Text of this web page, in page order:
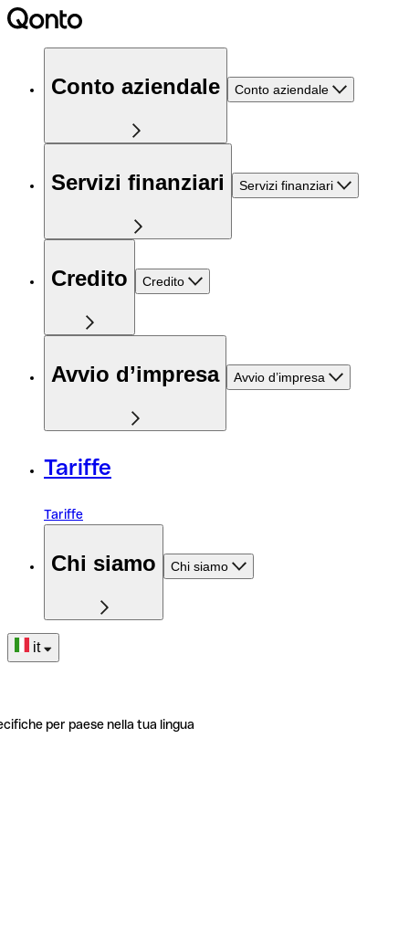
Conto aziendale Conto aziendale
Servizi finanziari Servizi finanziari
Credito Credito
Avvio d’impresa Avvio d’impresa
Tariffe
Tariffe
Chi siamo Chi siamo
it
per paese nella tua lingua